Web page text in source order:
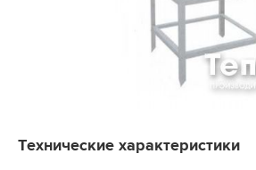
Технические характеристики